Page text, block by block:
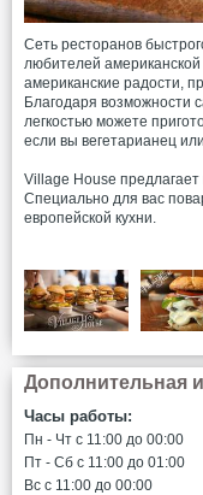
Сеть ресторанов
любителей американской
американские радости,
Благодаря возможности
легкостью можете
если вы вегетарианец
Village House
Специально для вас
европейской кухни.
Дополнительная
Часы работы:
Пн - Чт c 11:00 до 00:00
Пт - Сб c 11:00 до 01:00
Вс c 11:00 до 00:00